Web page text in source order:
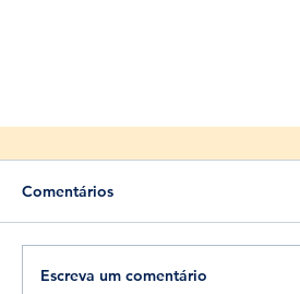
Comentários
Escreva um comentário